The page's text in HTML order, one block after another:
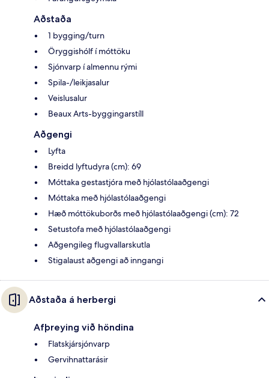
Aðstaða
1 bygging/turn
Öryggishólf í móttöku
Sjónvarp í almennu rými
Spila-/leikjasalur
Veislusalur
Beaux Arts-byggingarstíll
Aðgengi
Lyfta
Breidd lyftudyra (cm): 69
Móttaka gestastjóra með hjólastólaaðgengi
Móttaka með hjólastólaaðgengi
Hæð móttökuborðs með hjólastólaaðgengi (cm): 72
Setustofa með hjólastólaaðgengi
Aðgengileg flugvallarskutla
Stigalaust aðgengi að inngangi
Aðstaða á herbergi
Afþreying við höndina
Flatskjársjónvarp
Gervihnattarásir